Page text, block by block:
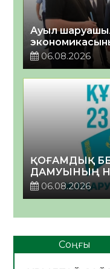
Ауыл
06.08.2026
ҚОҒАМДЫҚ
ДАМУЫНЫҢ
06.08.2026
Соңғы